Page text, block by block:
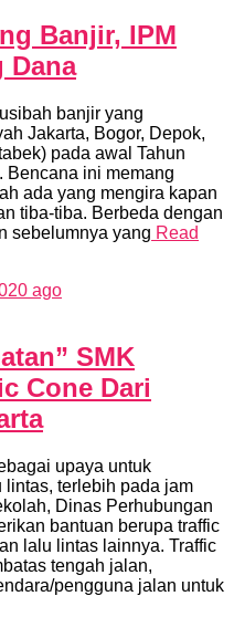
Banjir, IPM
Dana
banjir yang
Jakarta, Bogor, Depok,
pada awal Tahun
Bencana ini memang
ada yang mengira kapan
tiba-tiba. Berbeda dengan
sebelumnya yang Read
ago
SMK
Cone Dari
upaya untuk
terlebih pada jam
Dinas Perhubungan
bantuan berupa traffic
lalu lintas lainnya. Traffic
tengah jalan,
pengguna jalan untuk